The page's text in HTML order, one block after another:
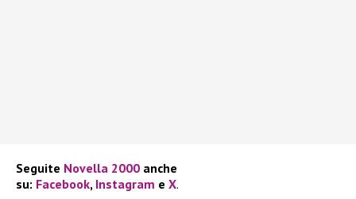
Seguite Novella 2000 anche
su: Facebook, Instagram e X.